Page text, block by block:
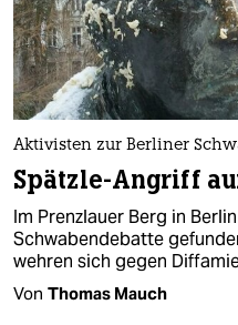
fragen & hilfe
unterstützen
abo
genossenschaft
epaper login
Aktivisten zur Berliner
Spätzle-Angriff
Im Prenzlauer Berg in
Schwabendebatte
wehren sich gegen
Von Thomas Mauch